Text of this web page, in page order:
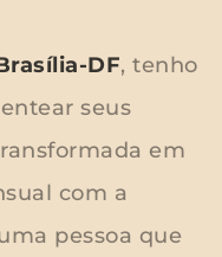
DF, tenho
seus
em
com a
pessoa que